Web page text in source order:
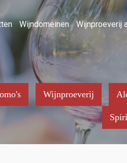
Wijndomeinen Wijnproeverij
Wijnproeverij